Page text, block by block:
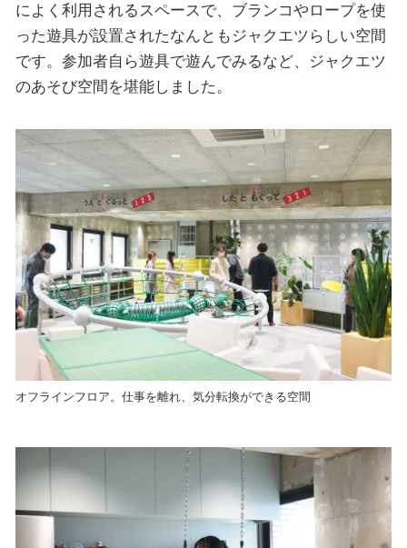
によく利用されるスペースで、ブランコやロープを使
った遊具が設置されたなんともジャクエツらしい空間
です。参加者自ら遊具で遊んでみるなど、ジャクエツ
のあそび空間を堪能しました。
オフラインフロア。仕事を離れ、気分転換ができる空間